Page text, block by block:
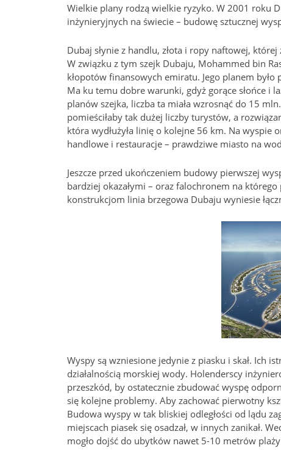
Wielkie plany rodzą wielkie ryzyko. W 2001 roku
inżynieryjnych na świecie – budowę sztucznej
Dubaj słynie z handlu, złota i ropy naftowej,
W związku z tym szejk Dubaju, Mohammed bin
kłopotów finansowych emiratu. Jego planem
Ma ku temu dobre warunki, gdyż gorące słońce i
planów szejka, liczba ta miała wzrosnąć do 15
pomieściłaby tak dużej liczby turystów, a
która wydłużyła linię o kolejne 56 km. Na wyspie
handlowe i restauracje – prawdziwe miasto na
Jeszcze przed ukończeniem budowy pierwszej
bardziej okazałymi – oraz falochronem na
konstrukcjom linia brzegowa Dubaju wyniesie
Wyspy są wzniesione jedynie z piasku i skał. Ich
działalnością morskiej wody. Holenderscy
przeszkód, by ostatecznie zbudować wyspę
się kolejne problemy. Aby zachować pierwotny
Budowa wyspy w tak bliskiej odległości od lądu
miejscach piasek się osadzał, w innych zanikał.
mogło dojść do ubytków nawet 5-10 metrów